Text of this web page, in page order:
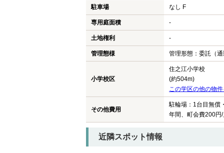
駐車場 なし F
専用庭面積 -
土地権利 -
管理態様 管理形態：委託（
小学校区
住之江小学校
(約504m)
この学区の他の物
その他費用
駐輪場：1台目無償
年間、町会費200円
近隣スポット情報